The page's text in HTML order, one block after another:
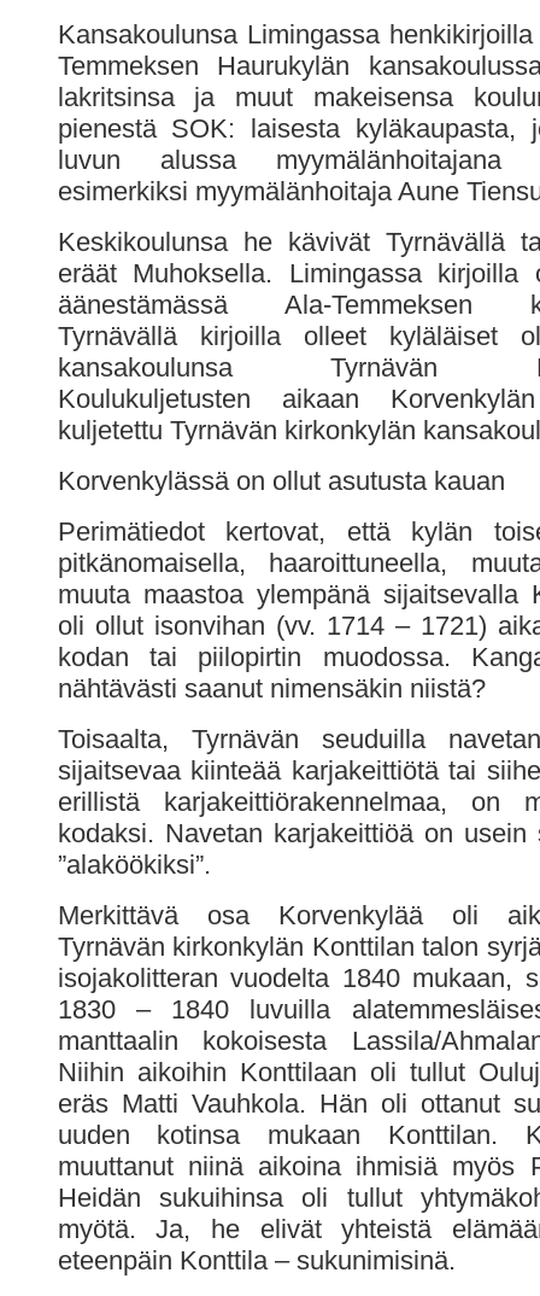
Kansakoulunsa Limingassa
Temmeksen Haurukylän
lakritsinsa ja muut makeisensa
pienestä SOK: laisesta kyläkaupasta,
luvun alussa
esimerkiksi myymälänhoitaja Aune
Keskikoulunsa he kävivät Tyrnävällä
eräät Muhoksella. Limingassa kirjoilla
äänestämässä Ala-Temmeksen
Tyrnävällä kirjoilla olleet kyläläiset
kansakoulunsa Tyrnävän
Koulukuljetusten aikaan
kuljetettu Tyrnävän kirkonkylän
Korvenkylässä on ollut asutusta kauan
Perimätiedot kertovat, että kylän
pitkänomaisella, haaroittuneella,
muuta maastoa ylempänä sijaitsevalla
oli ollut isonvihan (vv. 1714 – 1721)
kodan tai piilopirtin muodossa.
nähtävästi saanut nimensäkin niistä?
Toisaalta, Tyrnävän seuduilla
sijaitsevaa kiinteää karjakeittiötä tai
erillistä karjakeittiörakennelmaa, on
kodaksi. Navetan karjakeittiöä on usein
”alaköökiksi”.
Merkittävä osa Korvenkylää oli
Tyrnävän kirkonkylän Konttilan talon
isojakolitteran vuodelta 1840 mukaan,
1830 – 1840 luvuilla
manttaalin kokoisesta Lassila/
Niihin aikoihin Konttilaan oli tullut
eräs Matti Vauhkola. Hän oli ottanut
uuden kotinsa mukaan Konttilan.
muuttanut niinä aikoina ihmisiä myös
Heidän sukuihinsa oli tullut
myötä. Ja, he elivät yhteistä
eteenpäin Konttila – sukunimisinä.